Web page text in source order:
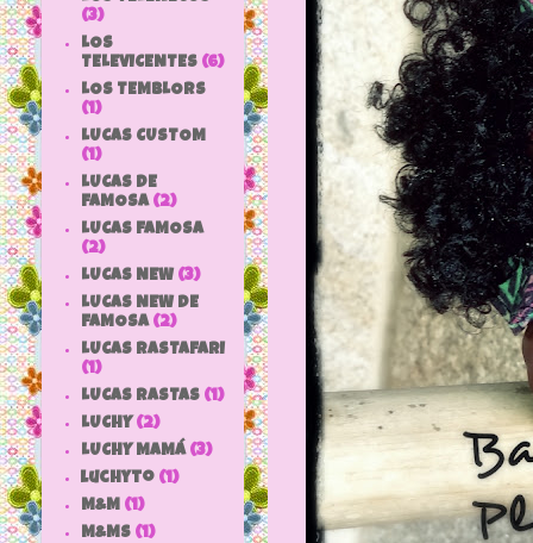
(3)
LOS
TELEVICENTES (6)
LOS TEMBLORS
(1)
LUCAS CUSTOM
(1)
LUCAS DE
FAMOSA (2)
LUCAS FAMOSA
(2)
LUCAS NEW (3)
LUCAS NEW DE
FAMOSA (2)
LUCAS RASTAFARI
(1)
LUCAS RASTAS (1)
LUCHY (2)
LUCHY MAMÁ (3)
luchyto (1)
M&M (1)
M&MS (1)